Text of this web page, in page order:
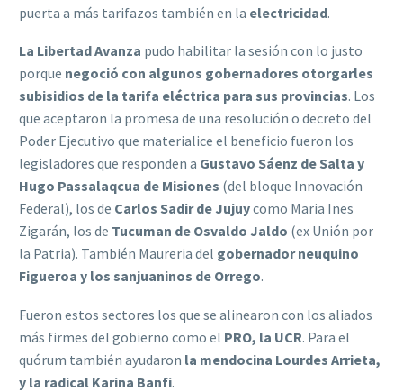
puerta a más tarifazos también en la electricidad.
La Libertad Avanza pudo habilitar la sesión con lo justo
porque negoció con algunos gobernadores otorgarles
subisidios de la tarifa eléctrica para sus provincias. Los
que aceptaron la promesa de una resolución o decreto del
Poder Ejecutivo que materialice el beneficio fueron los
legisladores que responden a Gustavo Sáenz de Salta y
Hugo Passalaqcua de Misiones (del bloque Innovación
Federal), los de Carlos Sadir de Jujuycomo Maria Ines
Zigarán, los de Tucuman de Osvaldo Jaldo (ex Unión por
la Patria). También Maureria del gobernador neuquino
Figueroa y los sanjuaninos de Orrego.
Fueron estos sectores los que se alinearon con los aliados
más firmes del gobierno como el PRO, la UCR. Para el
quórum también ayudaron la mendocina Lourdes Arrieta,
y la radical Karina Banfi.